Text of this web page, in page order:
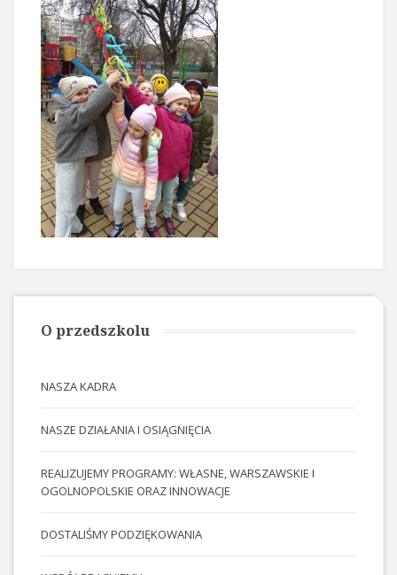
O przedszkolu
NASZA KADRA
NASZE DZIAŁANIA I OSIĄGNIĘCIA
REALIZUJEMY PROGRAMY: WŁASNE, WARSZAWSKIE I
OGOLNOPOLSKIE ORAZ INNOWACJE
DOSTALIŚMY PODZIĘKOWANIA